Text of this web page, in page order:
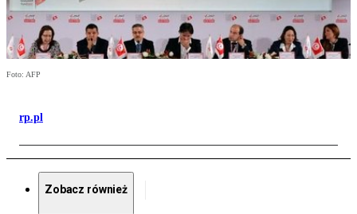
Foto: AFP
rp.pl
Zobacz również